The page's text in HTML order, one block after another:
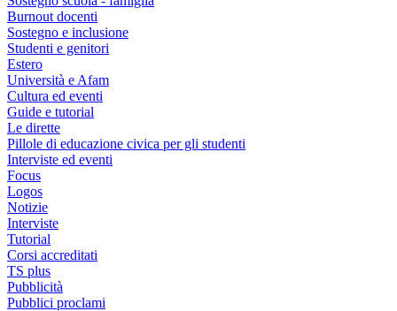
Burnout docenti
Sostegno e inclusione
Studenti e genitori
Estero
Università e Afam
Cultura ed eventi
Guide e tutorial
Le dirette
Pillole di educazione civica per gli studenti
Interviste ed eventi
Focus
Logos
Notizie
Interviste
Tutorial
Corsi accreditati
TS plus
Pubblicità
Pubblici proclami